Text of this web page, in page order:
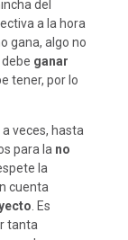
del
a la hora
gana, algo no
ganar
tener, por lo
veces, hasta
para la no
la
cuenta
. Es
tanta